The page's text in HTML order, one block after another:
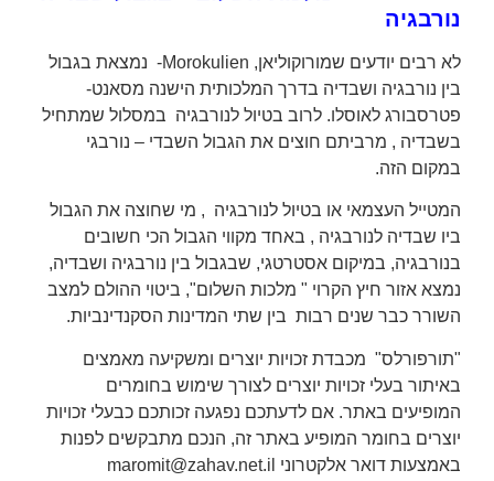
נורבגיה
לא רבים יודעים שמורוקוליאן, Morokulien- נמצאת בגבול
בין נורבגיה ושבדיה בדרך המלכותית הישנה מסאנט-
פטרסבורג לאוסלו. לרוב בטיול לנורבגיה במסלול שמתחיל
בשבדיה , מרביתם חוצים את הגבול השבדי – נורבגי
במקום הזה.
המטייל העצמאי או בטיול לנורבגיה , מי שחוצה את הגבול
ביו שבדיה לנורבגיה , באחד מקווי הגבול הכי חשובים
בנורבגיה, במיקום אסטרטגי, שבגבול בין נורבגיה ושבדיה,
נמצא אזור חיץ הקרוי " מלכות השלום", ביטוי ההולם למצב
השורר כבר שנים רבות בין שתי המדינות הסקנדינביות.
"תורפורלס" מכבדת זכויות יוצרים ומשקיעה מאמצים
באיתור בעלי זכויות יוצרים לצורך שימוש בחומרים
המופיעים באתר. אם לדעתכם נפגעה זכותכם כבעלי זכויות
יוצרים בחומר המופיע באתר זה, הנכם מתבקשים לפנות
באמצעות דואר אלקטרוני maromit@zahav.net.il